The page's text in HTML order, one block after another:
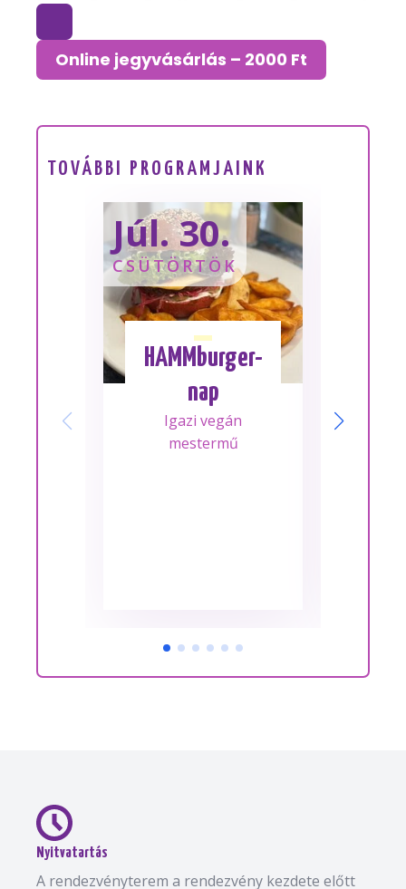
Online jegyvásárlás – 2000 Ft
TOVÁBBI PROGRAMJAINK
Júl. 30.
CSÜTÖRTÖK
HAMMburger-
nap
Igazi vegán
mestermű
Nyitvatartás
A rendezvényterem a rendezvény kezdete előtt